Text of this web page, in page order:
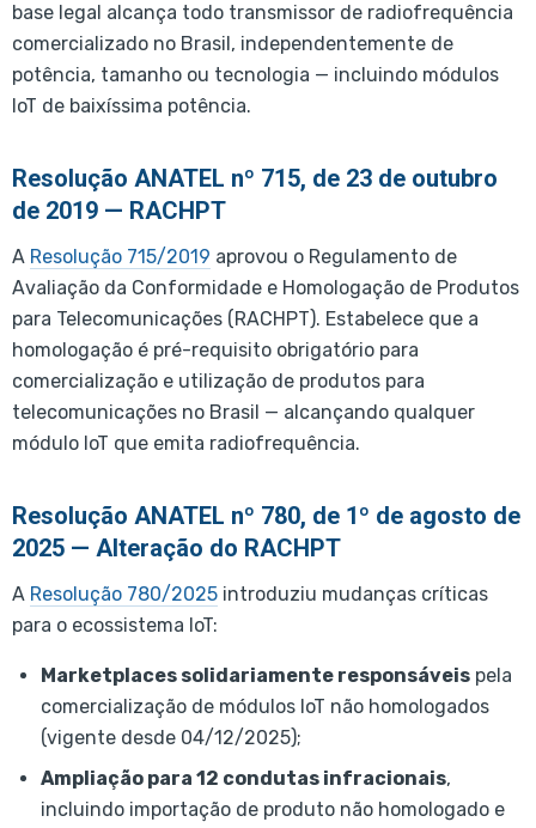
base legal alcança todo transmissor de radiofrequência
comercializado no Brasil, independentemente de
potência, tamanho ou tecnologia — incluindo módulos
IoT de baixíssima potência.
Resolução ANATEL nº 715, de 23 de outubro
de 2019 — RACHPT
A Resolução 715/2019 aprovou o Regulamento de
Avaliação da Conformidade e Homologação de Produtos
para Telecomunicações (RACHPT). Estabelece que a
homologação é pré-requisito obrigatório para
comercialização e utilização de produtos para
telecomunicações no Brasil — alcançando qualquer
módulo IoT que emita radiofrequência.
Resolução ANATEL nº 780, de 1º de agosto de
2025 — Alteração do RACHPT
A Resolução 780/2025 introduziu mudanças críticas
para o ecossistema IoT:
Marketplaces solidariamente responsáveis pela
comercialização de módulos IoT não homologados
(vigente desde 04/12/2025);
Ampliação para 12 condutas infracionais,
incluindo importação de produto não homologado e